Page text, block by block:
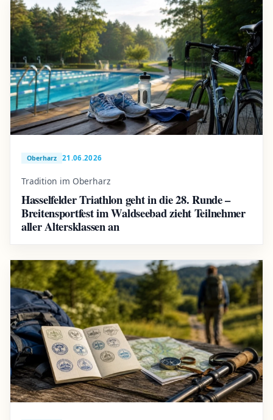
Oberharz 21.06.2026
Tradition im Oberharz
Hasselfelder Triathlon geht in die 28. Runde –
Breitensportfest im Waldseebad zieht Teilnehmer
aller Altersklassen an